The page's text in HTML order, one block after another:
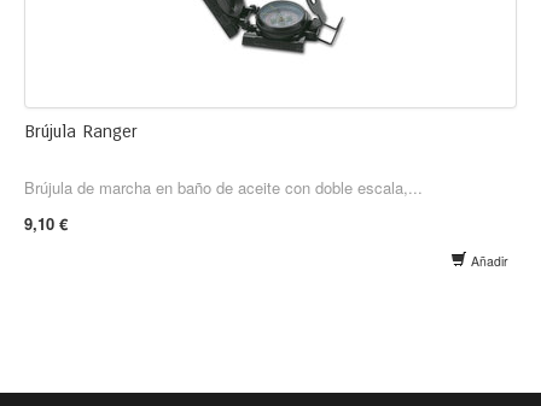
Brújula Ranger
Brújula de marcha en baño de aceite con doble escala,...
9,10 €
Añadir